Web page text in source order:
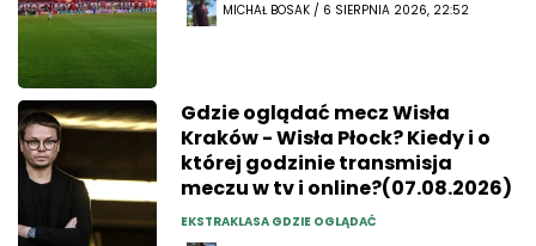
MICHAŁ BOSAK / 6 SIERPNIA 2026, 22:52
Gdzie oglądać mecz Wisła
Kraków - Wisła Płock? Kiedy i o
której godzinie transmisja
meczu w tv i online?(07.08.2026)
EKSTRAKLASA GDZIE OGLĄDAĆ